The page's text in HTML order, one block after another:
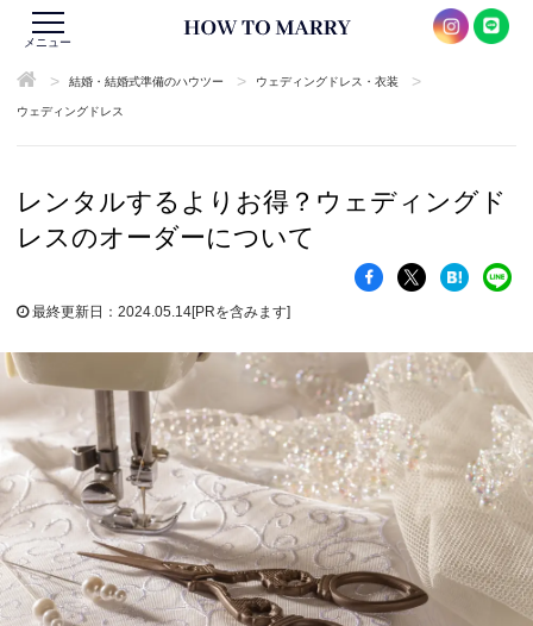
メニュー
> 結婚・結婚式準備のハウツー > ウェディングドレス・衣装 >
ウェディングドレス
レンタルするよりお得？ウェディングド
レスのオーダーについて
最終更新日：2024.05.14[PRを含みます]